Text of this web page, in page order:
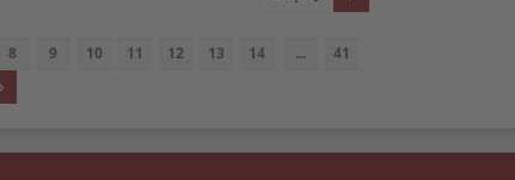
8 9 10 11 12 13 14 ... 41